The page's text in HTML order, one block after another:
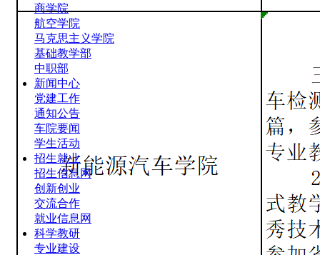
商学院
航空学院
马克思主义学院
基础教学部
中职部
新闻中心
党建工作
通知公告
车院要闻
学生活动
招生就业
招生信息网
创新创业
交流合作
就业信息网
科学教研
专业建设